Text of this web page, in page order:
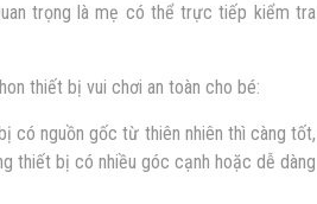
trọng là mẹ có thể trực tiếp kiểm tra
thiết bị vui chơi an toàn cho bé:
có nguồn gốc từ thiên nhiên thì càng tốt,
thiết bị có nhiều góc cạnh hoặc dễ dàng